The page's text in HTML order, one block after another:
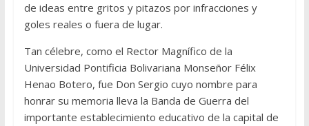
de ideas entre gritos y pitazos por infracciones y
goles reales o fuera de lugar.
Tan célebre, como el Rector Magnífico de la
Universidad Pontificia Bolivariana Monseñor Félix
Henao Botero, fue Don Sergio cuyo nombre para
honrar su memoria lleva la Banda de Guerra del
importante establecimiento educativo de la capital de